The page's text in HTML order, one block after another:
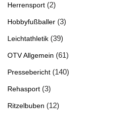
Herrensport (2)
Hobbyfußballer (3)
Leichtathletik (39)
OTV Allgemein (61)
Pressebericht (140)
Rehasport (3)
Ritzelbuben (12)